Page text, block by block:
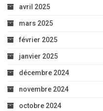
avril 2025
mars 2025
février 2025
janvier 2025
décembre 2024
novembre 2024
octobre 2024